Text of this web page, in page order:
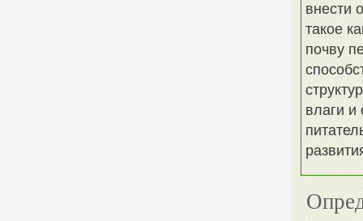
внести
такое
почву
влаги и